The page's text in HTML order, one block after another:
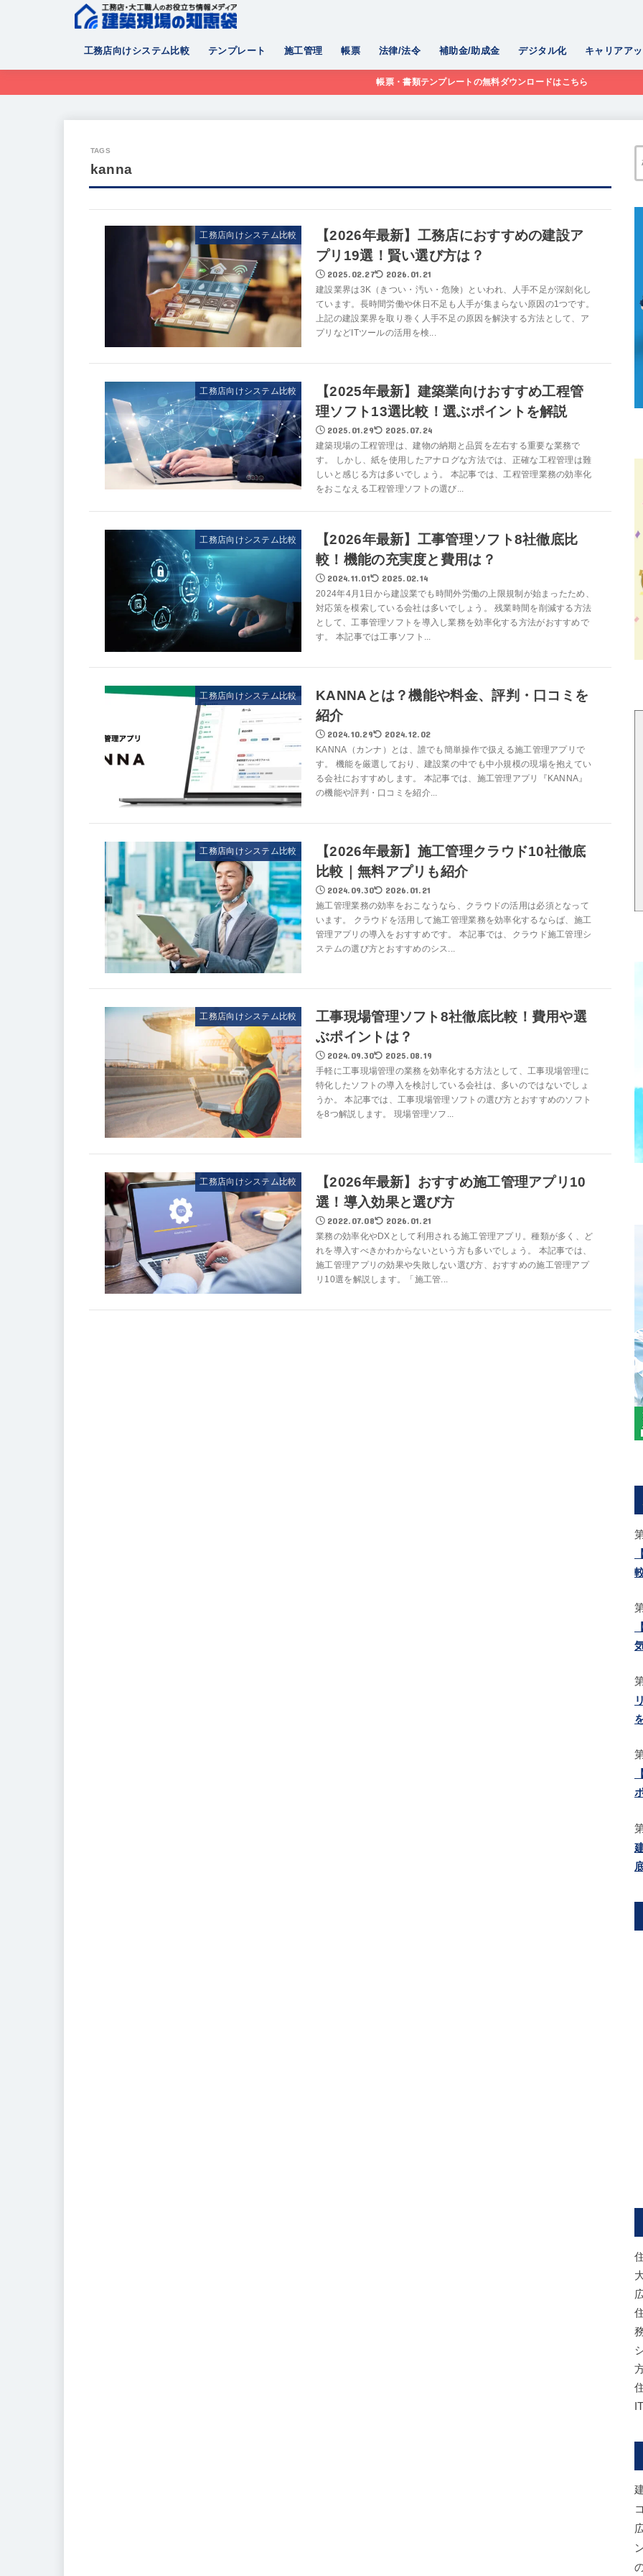
工務店向けシステム比較 テンプレート 施工管理 帳票 法律/法令 補助金/助成金 デジタル化 キャリアア
帳票・書類テンプレートの無料ダウンロードはこちら
kanna
工務店向けシステム比較
【2026年最新】工務店におすすめの建設ア
プリ19選！賢い選び方は？
2025.02.27 2026.01.21
建設業界は3K（きつい・汚い・危険）といわれ、人手不足が深刻化し
ています。長時間労働や休日不足も人手が集まらない原因の1つです。
上記の建設業界を取り巻く人手不足の原因を解決する方法として、ア
プリなどITツールの活用を検...
工務店向けシステム比較
【2025年最新】建築業向けおすすめ工程管
理ソフト13選比較！選ぶポイントを解説
2025.01.29 2025.07.24
建築現場の工程管理は、建物の納期と品質を左右する重要な業務で
す。 しかし、紙を使用したアナログな方法では、正確な工程管理は難
しいと感じる方は多いでしょう。 本記事では、工程管理業務の効率化
をおこなえる工程管理ソフトの選び...
工務店向けシステム比較
【2026年最新】工事管理ソフト8社徹底比
較！機能の充実度と費用は？
2024.11.01 2025.02.14
2024年4月1日から建設業でも時間外労働の上限規制が始まったため、
対応策を模索している会社は多いでしょう。 残業時間を削減する方法
として、工事管理ソフトを導入し業務を効率化する方法がおすすめで
す。 本記事では工事ソフト...
工務店向けシステム比較
KANNAとは？機能や料金、評判・口コミを
紹介
2024.10.29 2024.12.02
KANNA（カンナ）とは、誰でも簡単操作で扱える施工管理アプリで
す。 機能を厳選しており、建設業の中でも中小規模の現場を抱えてい
る会社におすすめします。 本記事では、施工管理アプリ『KANNA』
の機能や評判・口コミを紹介...
工務店向けシステム比較
【2026年最新】施工管理クラウド10社徹底
比較｜無料アプリも紹介
2024.09.30 2026.01.21
施工管理業務の効率をおこなうなら、クラウドの活用は必須となって
います。 クラウドを活用して施工管理業務を効率化するならば、施工
管理アプリの導入をおすすめです。 本記事では、クラウド施工管理シ
ステムの選び方とおすすめのシス...
工務店向けシステム比較
工事現場管理ソフト8社徹底比較！費用や選
ぶポイントは？
2024.09.30 2025.08.19
手軽に工事現場管理の業務を効率化する方法として、工事現場管理に
特化したソフトの導入を検討している会社は、多いのではないでしょ
うか。 本記事では、工事現場管理ソフトの選び方とおすすめのソフト
を8つ解説します。 現場管理ソフ...
工務店向けシステム比較
【2026年最新】おすすめ施工管理アプリ10
選！導入効果と選び方
2022.07.08 2026.01.21
業務の効率化やDXとして利用される施工管理アプリ。種類が多く、ど
れを導入すべきかわからないという方も多いでしょう。 本記事では、
施工管理アプリの効果や失敗しない選び方、おすすめの施工管理アプ
リ10選を解説します。「施工管...